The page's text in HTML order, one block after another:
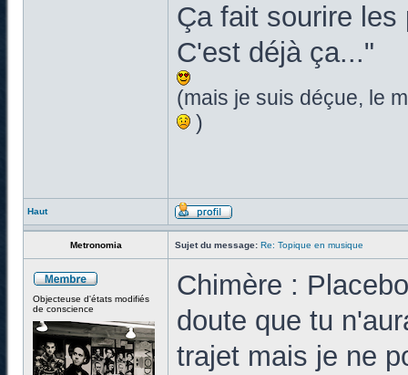
Ça fait sourire les
C'est déjà ça..."
(mais je suis déçue, le
)
Haut
Metronomia Sujet du message: Re: Topique en musique
Objecteuse d'états modifiés
de conscience
Chimère :
doute que tu
trajet mais je ne